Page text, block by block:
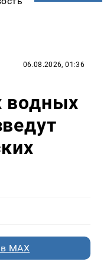
06.08.2026, 01:36
водных
MAX